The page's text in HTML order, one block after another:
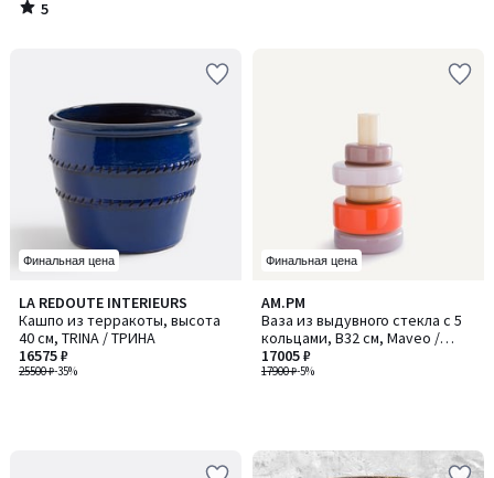
5
/
Финальная цена
LA REDOUTE INTERIEURS
Кашпо из терракоты, высота
40 см, TRINA / ТРИНА
25500 ₽-35%
16575 ₽
Финальная цена
AM.PM
Ваза из выдувного стекла с 5
кольцами, В32 см, Maveo /
Мавео
17900 ₽-5%
17005 ₽